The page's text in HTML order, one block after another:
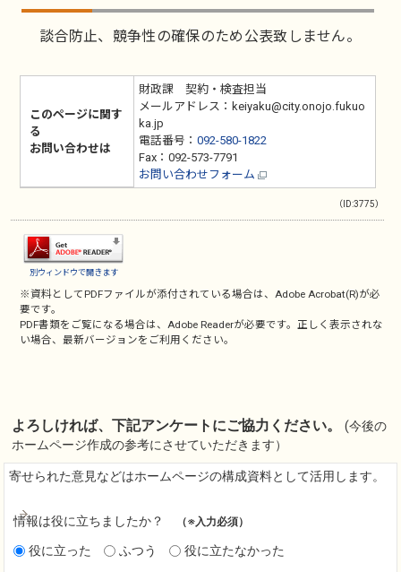
談合防止、競争性の確保のため公表致しません。
このページに関す
る
お問い合わせは
財政課 契約・検査担当
メールアドレス：keiyaku@city.onojo.fukuo
ka.jp
電話番号： 092-580-1822
Fax：092-573-7791
お問い合わせフォーム
（ID:3775）
別ウィンドウで開きます
※資料としてPDFファイルが添付されている場合は、Adobe Acrobat(R)が必
要です。
PDF書類をご覧になる場合は、Adobe Readerが必要です。正しく表示されな
い場合、最新バージョンをご利用ください。